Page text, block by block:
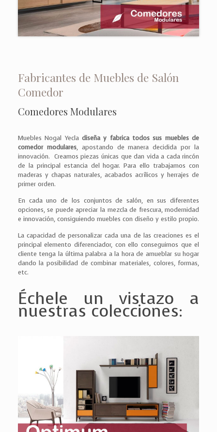
Fabricantes de Muebles de Salón
Comedor
Comedores Modulares
Muebles Nogal Yecla diseña y fabrica todos sus muebles de
comedor modulares, apostando de manera decidida por la
innovación. Creamos piezas únicas que dan vida a cada rincón
de la principal estancia del hogar. Para ello trabajamos con
maderas y chapas naturales, acabados acrílicos y herrajes de
primer orden.
En cada uno de los conjuntos de salón, en sus diferentes
opciones, se puede apreciar la mezcla de frescura, modernidad
e innovación, consiguiendo muebles con diseño y estilo propio.
La capacidad de personalizar cada una de las creaciones es el
principal elemento diferenciador, con ello conseguimos que el
cliente tenga la última palabra a la hora de amueblar su hogar
dando la posibilidad de combinar materiales, colores, formas,
etc.
Échele un vistazo a
nuestras colecciones: